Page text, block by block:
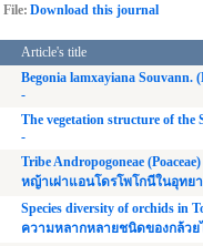
File: Download this journal
Article's title
Begonia lamxayiana Souvann.
-
The vegetation structure of the
-
Tribe Andropogoneae
หญ้าเผ่าแอนโดรโพโกนีในอุท
Species diversity of orchids in
ความหลากหลายชนิดของกล้ว